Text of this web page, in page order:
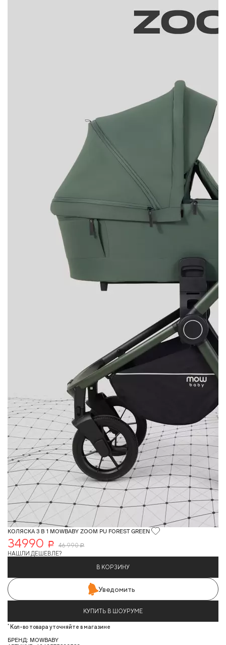
КОЛЯСКА 3 В 1 MOWBABY ZOOM PU FOREST GREEN
34990 Р 46 990 Р
НАШЛИ ДЕШЕВЛЕ?
В КОРЗИНУ
Уведомить
КУПИТЬ В ШОУРУМЕ
* Кол-во товара уточняйте в магазине
БРЕНД: MOWBABY